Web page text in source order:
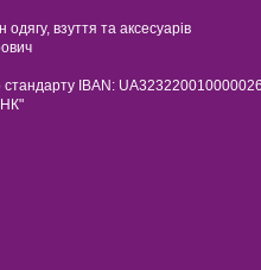
взуття та аксесуарів
стандарту IBAN: